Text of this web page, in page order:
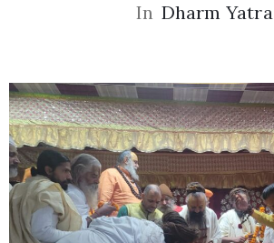
In Dharm Yatra